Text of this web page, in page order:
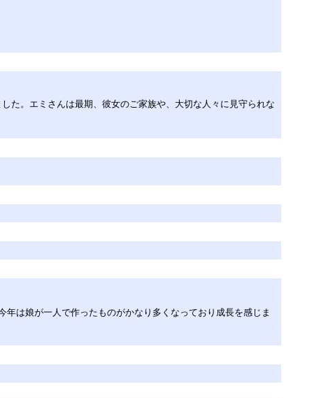
た。エミさんは最期、彼女のご家族や、大切な人々に見守られな
は娘が一人で作ったものがかなり多くなっており成長を感じま